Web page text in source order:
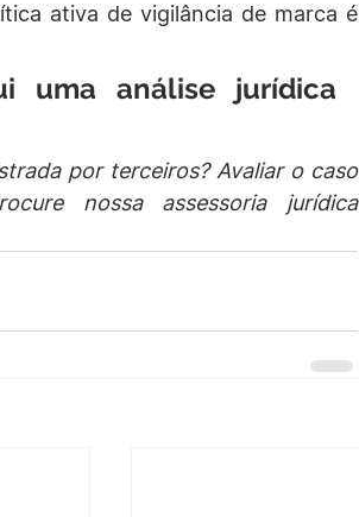
ativa de vigilância de marca é
uma análise jurídica
por terceiros? Avaliar o caso
nossa assessoria jurídica